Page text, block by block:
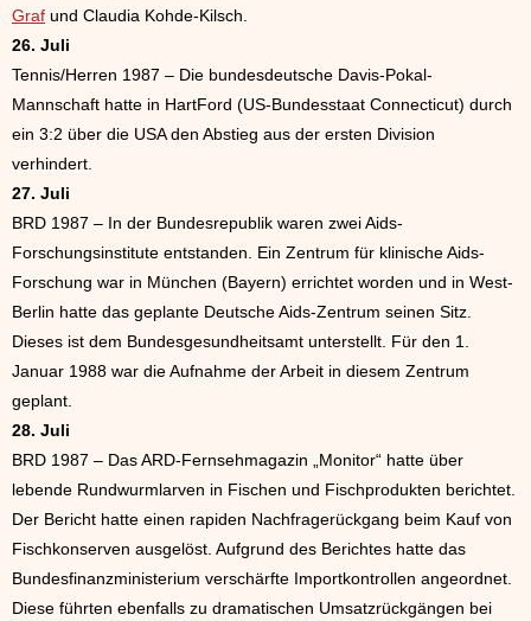
Graf und Claudia Kohde-Kilsch.
26. Juli
Tennis/Herren 1987 – Die bundesdeutsche Davis-Pokal-
Mannschaft hatte in HartFord (US-Bundesstaat Connecticut) durch
ein 3:2 über die USA den Abstieg aus der ersten Division
verhindert.
27. Juli
BRD 1987 – In der Bundesrepublik waren zwei Aids-
Forschungsinstitute entstanden. Ein Zentrum für klinische Aids-
Forschung war in München (Bayern) errichtet worden und in West-
Berlin hatte das geplante Deutsche Aids-Zentrum seinen Sitz.
Dieses ist dem Bundesgesundheitsamt unterstellt. Für den 1.
Januar 1988 war die Aufnahme der Arbeit in diesem Zentrum
geplant.
28. Juli
BRD 1987 – Das ARD-Fernsehmagazin „Monitor“ hatte über
lebende Rundwurmlarven in Fischen und Fischprodukten berichtet.
Der Bericht hatte einen rapiden Nachfragerückgang beim Kauf von
Fischkonserven ausgelöst. Aufgrund des Berichtes hatte das
Bundesfinanzministerium verschärfte Importkontrollen angeordnet.
Diese führten ebenfalls zu dramatischen Umsatzrückgängen bei